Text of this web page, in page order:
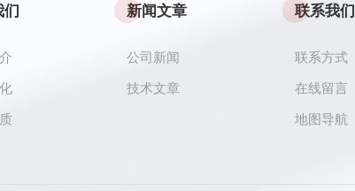
们 新闻文章
公司新闻
技术文章
联系我们
联系方式
在线留言
地图导航